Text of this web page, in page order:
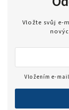
Vložte svůj e-
Vložením e-